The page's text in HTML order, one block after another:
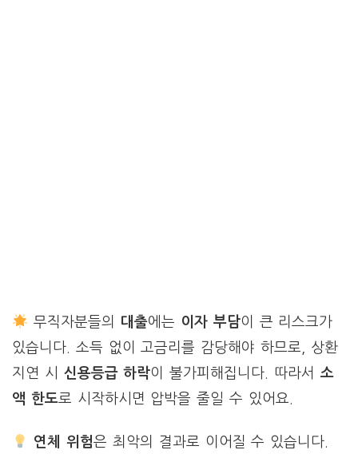
무직자분들의 대출에는 이자 부담이 큰 리스크가
있습니다. 소득 없이 고금리를 감당해야 하므로, 상환
지연 시 신용등급 하락이 불가피해집니다. 따라서 소
액 한도로 시작하시면 압박을 줄일 수 있어요.
연체 위험은 최악의 결과로 이어질 수 있습니다.